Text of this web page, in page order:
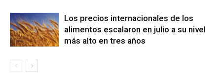
Los precios internacionales de los
alimentos escalaron en julio a su nivel
más alto en tres años